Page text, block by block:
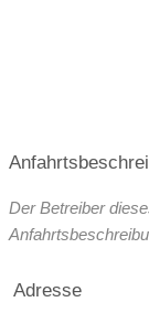
Erinnerungen
Bildern
Der Betreiber
Adresse